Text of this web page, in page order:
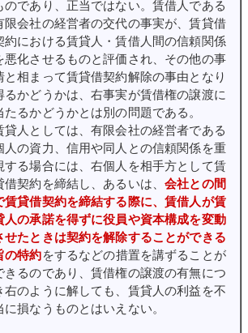
のであり、正当ではない。賃借人である
限会社の経営者の交代の事実が、賃貸借
約における賃貸人・賃借人間の信頼関係
悪化させるものと評価され、その他の事
と相まって賃貸借契約解除の事由となり
るかどうかは、右事実が賃借権の譲渡に
たるかどうかとは別の問題である。
貸人としては、有限会社の経営者である
人の資力、信用や同人との信頼関係を重
する場合には、右個人を相手方として賃
借契約を締結し、あるいは、会社との間
賃貸借契約を締結する際に、賃借人が賃
人の承諾を得ずに役員や資本構成を変動
せたときは契約を解除することができる
の特約をするなどの措置を講ずることが
きるのであり、賃借権の譲渡の有無につ
右のように解しても、賃貸人の利益を不
に損なうものとはいえない。